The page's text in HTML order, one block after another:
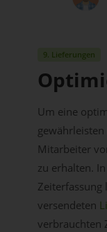
9. Lieferungen
Um eine
Mitarbeiter
zu erhalten.
Zeiterfassung
versendeten
verbrauchten